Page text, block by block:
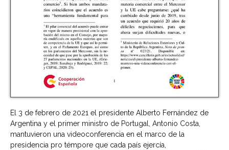
El 3 de febrero de 2021 el presidente Alberto Fernández de
Argentina y el primer ministro de Portugal, Antonio Costa,
mantuvieron una videoconferencia en el marco de la
presidencia pro témpore que cada país ejercía,